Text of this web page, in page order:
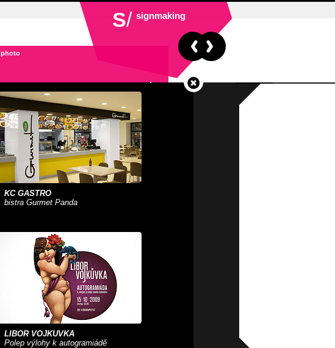
photo
KC GASTRO
bistra Gurmet Panda
LIBOR VOJKŮVKA
Polep výlohy k autogramiádě
S/ signmaking